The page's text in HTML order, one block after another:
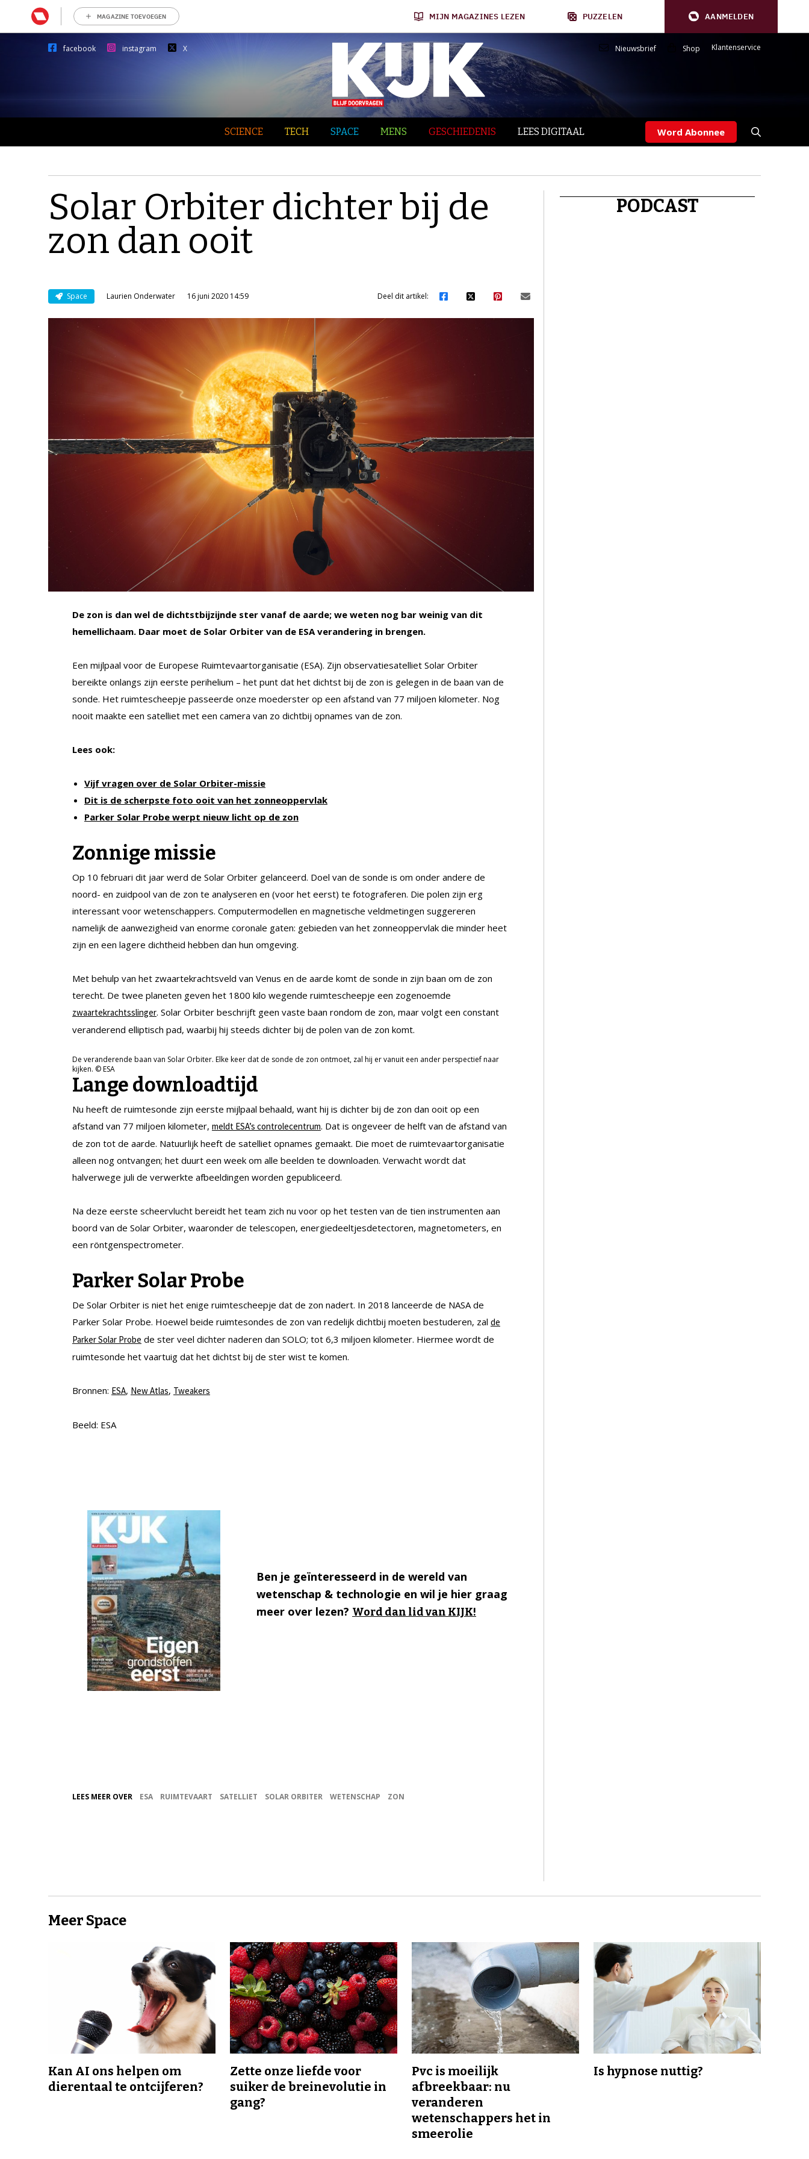
MAGAZINE TOEVOEGEN MIJN MAGAZINES LEZEN PUZZELEN AANMELDEN
facebook instagram X Nieuwsbrief Shop Klantenservice
SCIENCE TECH SPACE MENS GESCHIEDENIS LEES DIGITAAL Word Abonnee
Solar Orbiter dichter bij de
zon dan ooit
Space Laurien Onderwater 16 juni 2020 14:59 Deel dit artikel:
De zon is dan wel de dichtstbijzijnde ster vanaf de aarde; we weten nog bar weinig van dit
hemellichaam. Daar moet de Solar Orbiter van de ESA verandering in brengen.
Een mijlpaal voor de Europese Ruimtevaartorganisatie (ESA). Zijn observatiesatelliet Solar Orbiter
bereikte onlangs zijn eerste perihelium – het punt dat het dichtst bij de zon is gelegen in de baan van de
sonde. Het ruimtescheepje passeerde onze moederster op een afstand van 77 miljoen kilometer. Nog
nooit maakte een satelliet met een camera van zo dichtbij opnames van de zon.
Lees ook:
Vijf vragen over de Solar Orbiter-missie
Dit is de scherpste foto ooit van het zonneoppervlak
Parker Solar Probe werpt nieuw licht op de zon
Zonnige missie
Op 10 februari dit jaar werd de Solar Orbiter gelanceerd. Doel van de sonde is om onder andere de
noord- en zuidpool van de zon te analyseren en (voor het eerst) te fotograferen. Die polen zijn erg
interessant voor wetenschappers. Computermodellen en magnetische veldmetingen suggereren
namelijk de aanwezigheid van enorme coronale gaten: gebieden van het zonneoppervlak die minder heet
zijn en een lagere dichtheid hebben dan hun omgeving.
Met behulp van het zwaartekrachtsveld van Venus en de aarde komt de sonde in zijn baan om de zon
terecht. De twee planeten geven het 1800 kilo wegende ruimtescheepje een zogenoemde
zwaartekrachtsslinger. Solar Orbiter beschrijft geen vaste baan rondom de zon, maar volgt een constant
veranderend elliptisch pad, waarbij hij steeds dichter bij de polen van de zon komt.
De veranderende baan van Solar Orbiter. Elke keer dat de sonde de zon ontmoet, zal hij er vanuit een ander perspectief naar
kijken. © ESA
Lange downloadtijd
Nu heeft de ruimtesonde zijn eerste mijlpaal behaald, want hij is dichter bij de zon dan ooit op een
afstand van 77 miljoen kilometer, meldt ESA’s controlecentrum. Dat is ongeveer de helft van de afstand van
de zon tot de aarde. Natuurlijk heeft de satelliet opnames gemaakt. Die moet de ruimtevaartorganisatie
alleen nog ontvangen; het duurt een week om alle beelden te downloaden. Verwacht wordt dat
halverwege juli de verwerkte afbeeldingen worden gepubliceerd.
Na deze eerste scheervlucht bereidt het team zich nu voor op het testen van de tien instrumenten aan
boord van de Solar Orbiter, waaronder de telescopen, energiedeeltjesdetectoren, magnetometers, en
een röntgenspectrometer.
Parker Solar Probe
De Solar Orbiter is niet het enige ruimtescheepje dat de zon nadert. In 2018 lanceerde de NASA de
Parker Solar Probe. Hoewel beide ruimtesondes de zon van redelijk dichtbij moeten bestuderen, zal de
Parker Solar Probe de ster veel dichter naderen dan SOLO; tot 6,3 miljoen kilometer. Hiermee wordt de
ruimtesonde het vaartuig dat het dichtst bij de ster wist te komen.
Bronnen: ESA, New Atlas, Tweakers
Beeld: ESA
Ben je geïnteresseerd in de wereld van
wetenschap & technologie en wil je hier graag
meer over lezen? Word dan lid van KIJK!
LEES MEER OVER ESA RUIMTEVAART SATELLIET SOLAR ORBITER WETENSCHAP ZON
PODCAST
Meer Space
Kan AI ons helpen om
dierentaal te ontcijferen?
Zette onze liefde voor
suiker de breinevolutie in
gang?
Pvc is moeilijk
afbreekbaar: nu
veranderen
wetenschappers het in
smeerolie
Is hypnose nuttig?